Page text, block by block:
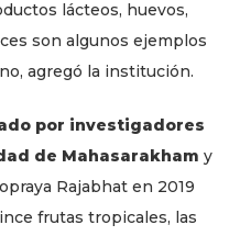
lácteos, huevos,
son algunos ejemplos
agregó la institución.
por investigadores
de Mahasarakham y
Rajabhat en 2019
frutas tropicales, las